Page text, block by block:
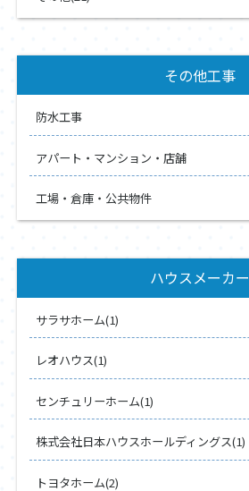
その他工事
防水工事
アパート・マンション・店舗
工場・倉庫・公共物件
ハウスメーカー
サラサホーム(1)
レオハウス(1)
センチュリーホーム(1)
株式会社日本ハウスホールディングス(1)
トヨタホーム(2)